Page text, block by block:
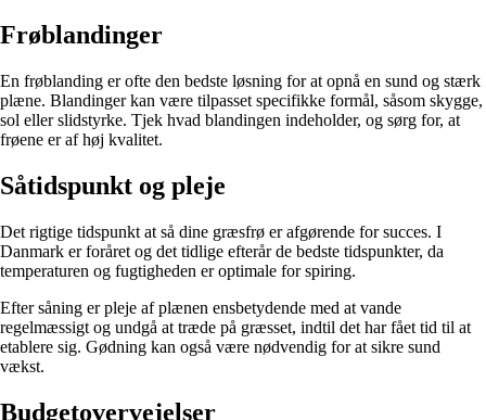
Frøblandinger
En frøblanding er ofte den bedste løsning for at opnå en sund og stærk
plæne. Blandinger kan være tilpasset specifikke formål, såsom skygge,
sol eller slidstyrke. Tjek hvad blandingen indeholder, og sørg for, at
frøene er af høj kvalitet.
Såtidspunkt og pleje
Det rigtige tidspunkt at så dine græsfrø er afgørende for succes. I
Danmark er foråret og det tidlige efterår de bedste tidspunkter, da
temperaturen og fugtigheden er optimale for spiring.
Efter såning er pleje af plænen ensbetydende med at vande
regelmæssigt og undgå at træde på græsset, indtil det har fået tid til at
etablere sig. Gødning kan også være nødvendig for at sikre sund
vækst.
Budgetovervejelser